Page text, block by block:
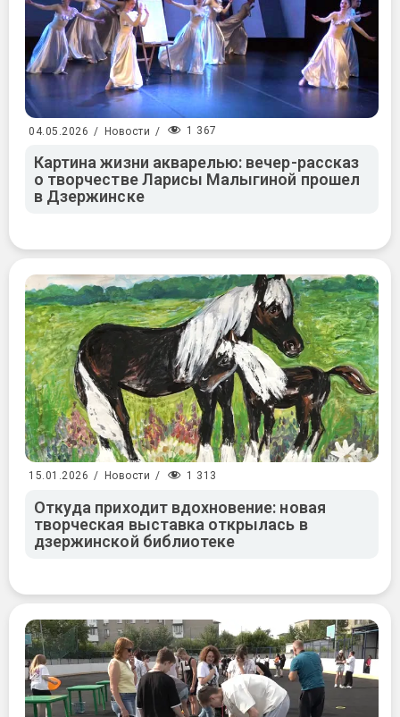
04.05.2026 / Новости / 1 367
Картина жизни акварелью: вечер-рассказ
о творчестве Ларисы Малыгиной прошел
в Дзержинске
15.01.2026 / Новости / 1 313
Откуда приходит вдохновение: новая
творческая выставка открылась в
дзержинской библиотеке